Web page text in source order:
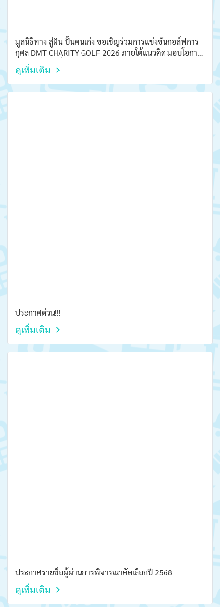
มูลนิธิทาง สู่ฝัน ปั้นคนเก่ง ขอเชิญร่วมการแข่งขันกอล์ฟการ
กุศล DMT CHARITY GOLF 2026 ภายใต้แนวคิด มอบโอกาส
สานทางฝัน ปีที่ 3
ดูเพิ่มเติม
ประกาศด่วน!!!
ดูเพิ่มเติม
ประกาศรายชื่อผู้ผ่านการพิจารณาคัดเลือกปี 2568
ดูเพิ่มเติม